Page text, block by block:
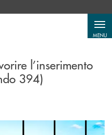
MENU
l’inserimento
394)